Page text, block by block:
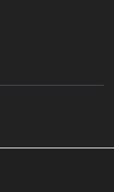
de cookies RGPD